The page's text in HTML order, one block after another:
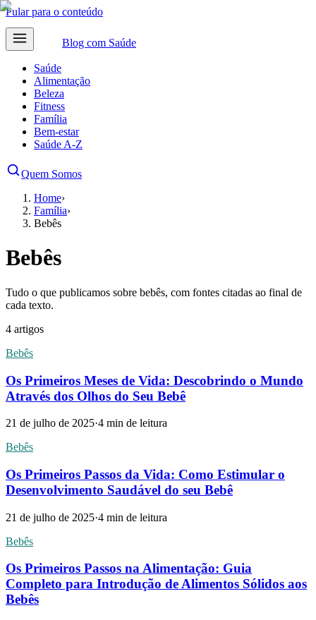
Pular para o conteúdo
Blog com Saúde
Saúde
Alimentação
Beleza
Fitness
Família
Bem-estar
Saúde A-Z
Quem Somos
Home›
Família›
Bebês
Bebês
Tudo o que publicamos sobre bebês, com fontes citadas ao final de
cada texto.
4 artigos
Bebês
Os Primeiros Meses de Vida: Descobrindo o Mundo
Através dos Olhos do Seu Bebê
21 de julho de 2025·4 min de leitura
Bebês
Os Primeiros Passos da Vida: Como Estimular o
Desenvolvimento Saudável do seu Bebê
21 de julho de 2025·4 min de leitura
Bebês
Os Primeiros Passos na Alimentação: Guia
Completo para Introdução de Alimentos Sólidos aos
Bebês